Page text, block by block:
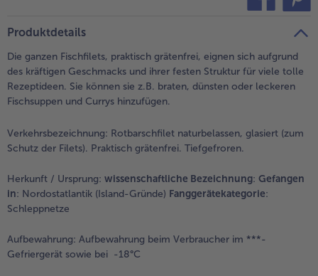
Produktdetails
Die ganzen Fischfilets, praktisch grätenfrei, eignen sich aufgrund
des kräftigen Geschmacks und ihrer festen Struktur für viele tolle
Rezeptideen. Sie können sie z.B. braten, dünsten oder leckeren
Fischsuppen und Currys hinzufügen.
Verkehrsbezeichnung: Rotbarschfilet naturbelassen, glasiert (zum
Schutz der Filets). Praktisch grätenfrei. Tiefgefroren.
Herkunft / Ursprung: wissenschaftliche Bezeichnung: Gefangen
in: Nordostatlantik (Island-Gründe) Fanggerätekategorie:
Schleppnetze
Aufbewahrung: Aufbewahrung beim Verbraucher im ***-
Gefriergerät sowie bei -18°C